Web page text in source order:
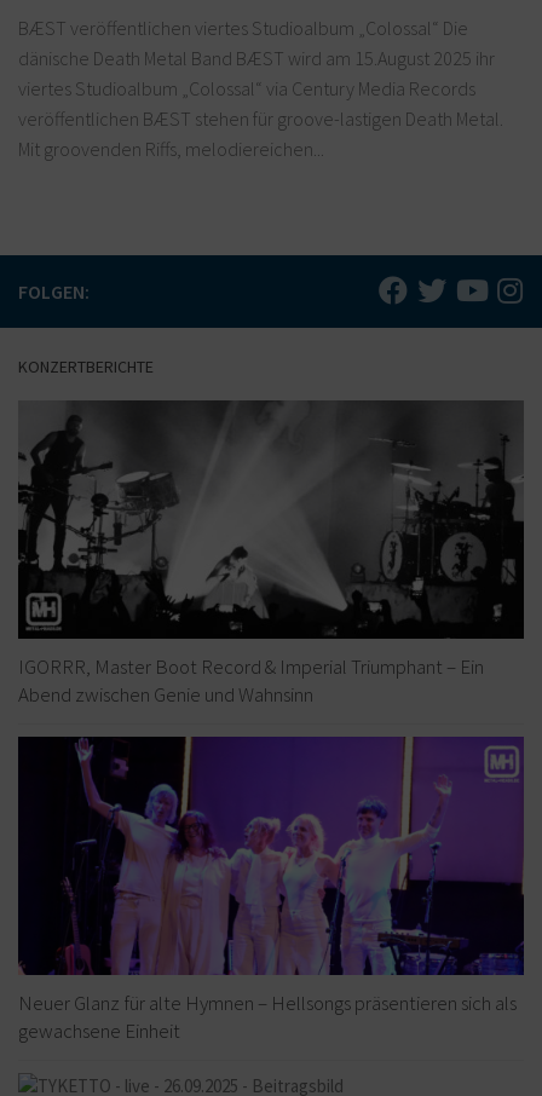
BÆST veröffentlichen viertes Studioalbum „Colossal“ Die
dänische Death Metal Band BÆST wird am 15.August 2025 ihr
viertes Studioalbum „Colossal“ via Century Media Records
veröffentlichen BÆST stehen für groove-lastigen Death Metal.
Mit groovenden Riffs, melodiereichen...
FOLGEN:
KONZERTBERICHTE
IGORRR, Master Boot Record & Imperial Triumphant – Ein
Abend zwischen Genie und Wahnsinn
Neuer Glanz für alte Hymnen – Hellsongs präsentieren sich als
gewachsene Einheit